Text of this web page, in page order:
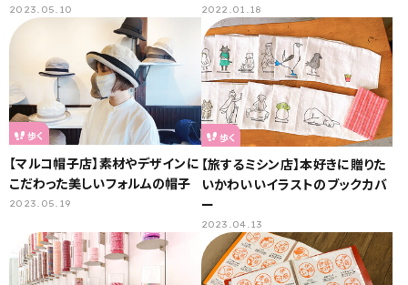
2023.05.10 2022.01.18
歩く
【マルコ帽子店】素材やデザインに
こだわった美しいフォルムの帽子
2023.05.19
歩く
【旅するミシン店】本好きに贈りた
いかわいいイラストのブックカバ
ー
2023.04.13